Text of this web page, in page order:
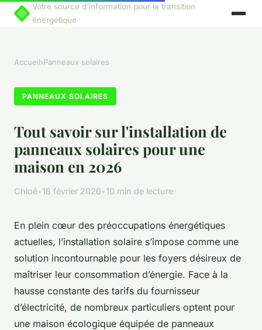
Votre source d'information pour la transition
énergétique
Accueil›Panneaux solaires
PANNEAUX SOLAIRES
Tout savoir sur l'installation de
panneaux solaires pour une
maison en 2026
Chloé•18 février 2026•10 min de lecture
En plein cœur des préoccupations énergétiques
actuelles, l’installation solaire s’impose comme une
solution incontournable pour les foyers désireux de
maîtriser leur consommation d’énergie. Face à la
hausse constante des tarifs du fournisseur
d’électricité, de nombreux particuliers optent pour
une maison écologique équipée de panneaux